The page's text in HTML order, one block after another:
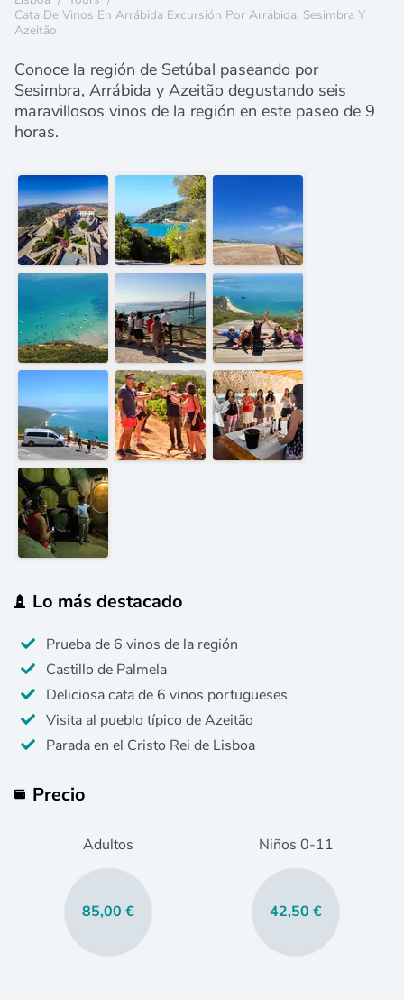
Cata De Vinos En Arrábida Excursión Por Arrábida, Sesimbra Y
Azeitão
Conoce la región de Setúbal paseando por
Sesimbra, Arrábida y Azeitão degustando seis
maravillosos vinos de la región en este paseo de 9
horas.
Lo más destacado
Prueba de 6 vinos de la región
Castillo de Palmela
Deliciosa cata de 6 vinos portugueses
Visita al pueblo típico de Azeitão
Parada en el Cristo Rei de Lisboa
Precio
Adultos
85,00 €
Niños 0-11
42,50 €